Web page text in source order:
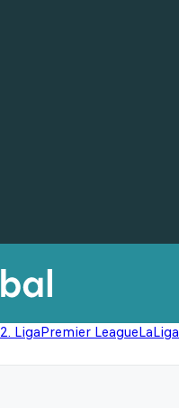
2. LigaPremier LeagueLaLiga